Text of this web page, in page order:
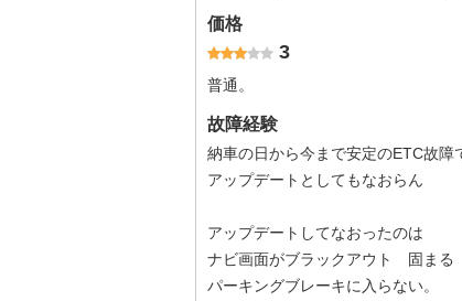
価格
3
普通。
故障経験
納車の日から今まで安定のETC故障
アップデートとしてもなおらん
アップデートしてなおったのは
ナビ画面がブラックアウト 固まる
パーキングブレーキに入らない。